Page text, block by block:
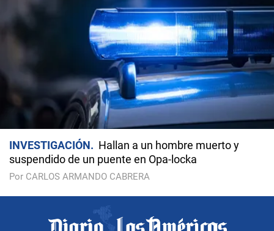
INVESTIGACIÓN
Hallan a un hombre muerto y
suspendido de un puente en Opa-locka
Por CARLOS ARMANDO CABRERA